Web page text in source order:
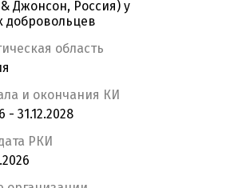
Джонсон, Россия) у
добровольцев
область
и окончания КИ
- 31.12.2028
РКИ